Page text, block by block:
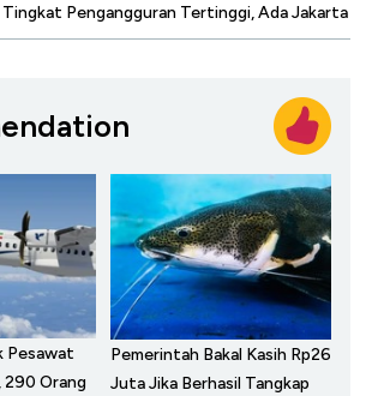
Pengangguran Tertinggi, Ada Jakarta
Pesawat
290 Orang
Pemerintah Bakal Kasih Rp26
Juta Jika Berhasil Tangkap